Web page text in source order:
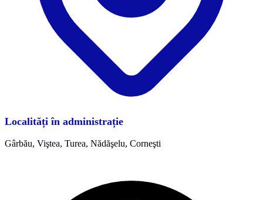
Localități în administrație
Gârbău, Viştea, Turea, Nădăşelu, Corneşti